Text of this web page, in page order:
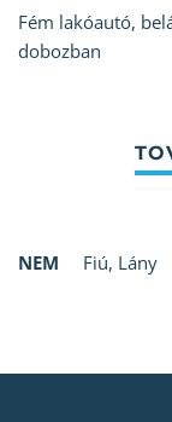
Fém lakóautó,
dobozban
NEM Fiú, Lány